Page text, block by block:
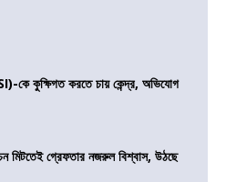
কুক্ষিগত করতে চায় কেন্দ্র, অভিযোগ
মিটতেই গ্রেফতার নজরুল বিশ্বাস, উঠছে